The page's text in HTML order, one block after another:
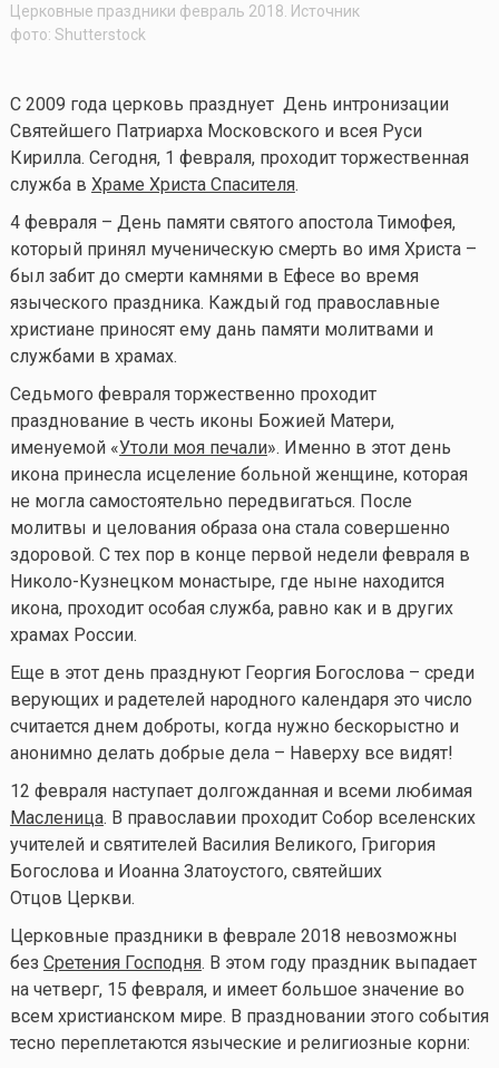
Церковные праздники февраль 2018. Источник
фото: Shutterstock
С 2009 года церковь празднует День интронизации
Святейшего Патриарха Московского и всея Руси
Кирилла. Сегодня, 1 февраля, проходит торжественная
служба в Храме Христа Спасителя.
4 февраля – День памяти святого апостола Тимофея,
который принял мученическую смерть во имя Христа –
был забит до смерти камнями в Ефесе во время
языческого праздника. Каждый год православные
христиане приносят ему дань памяти молитвами и
службами в храмах.
Седьмого февраля торжественно проходит
празднование в честь иконы Божией Матери,
именуемой «Утоли моя печали». Именно в этот день
икона принесла исцеление больной женщине, которая
не могла самостоятельно передвигаться. После
молитвы и целования образа она стала совершенно
здоровой. С тех пор в конце первой недели февраля в
Николо-Кузнецком монастыре, где ныне находится
икона, проходит особая служба, равно как и в других
храмах России.
Еще в этот день празднуют Георгия Богослова – среди
верующих и радетелей народного календаря это число
считается днем доброты, когда нужно бескорыстно и
анонимно делать добрые дела – Наверху все видят!
12 февраля наступает долгожданная и всеми любимая
Масленица. В православии проходит Собор вселенских
учителей и святителей Василия Великого, Григория
Богослова и Иоанна Златоустого, святейших
Отцов Церкви.
Церковные праздники в феврале 2018 невозможны
без Сретения Господня. В этом году праздник выпадает
на четверг, 15 февраля, и имеет большое значение во
всем христианском мире. В праздновании этого события
тесно переплетаются языческие и религиозные корни: